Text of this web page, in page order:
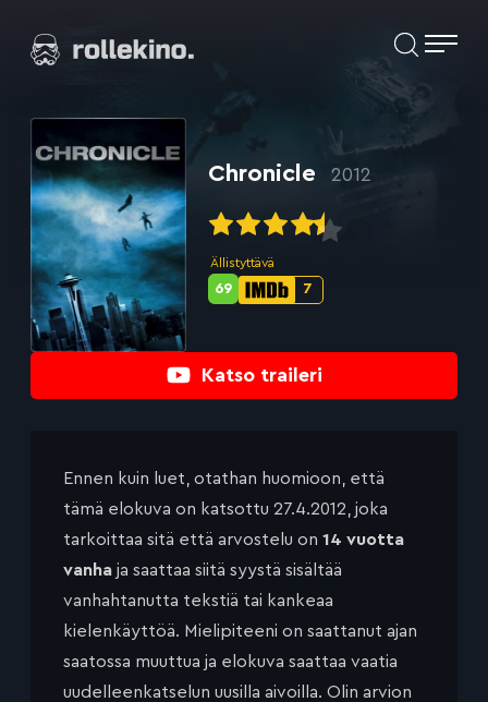
suoraan
Elokuvat ja elokuva-arviot | Rollekino.fi
Katso traileri
Chronicle 2012
Ällistyttävä
IMDb-
7
Metascore-
69
Ennen kuin luet, otathan huomioon, että
tämä elokuva on katsottu 27.4.2012, joka
tarkoittaa sitä että arvostelu on 14 vuotta
vanha ja saattaa siitä syystä sisältää
vanhahtanutta tekstiä tai kankeaa
kielenkäyttöä. Mielipiteeni on saattanut ajan
saatossa muuttua ja elokuva saattaa vaatia
uudelleenkatselun uusilla aivoilla. Olin arvion